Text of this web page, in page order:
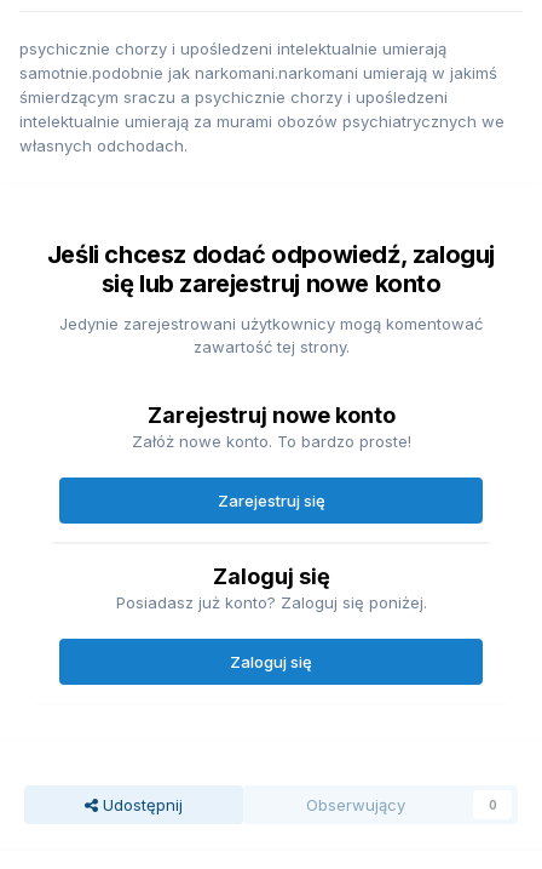
psychicznie chorzy i upośledzeni intelektualnie umierają
samotnie.podobnie jak narkomani.narkomani umierają w jakimś
śmierdzącym sraczu a psychicznie chorzy i upośledzeni
intelektualnie umierają za murami obozów psychiatrycznych we
własnych odchodach.
Jeśli chcesz dodać odpowiedź, zaloguj
się lub zarejestruj nowe konto
Jedynie zarejestrowani użytkownicy mogą komentować
zawartość tej strony.
Zarejestruj nowe konto
Załóż nowe konto. To bardzo proste!
Zarejestruj się
Zaloguj się
Posiadasz już konto? Zaloguj się poniżej.
Zaloguj się
Udostępnij Obserwujący 0